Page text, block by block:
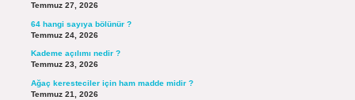
Temmuz 27, 2026
64 hangi sayıya bölünür ?
Temmuz 24, 2026
Kademe açılımı nedir ?
Temmuz 23, 2026
Ağaç keresteciler için ham madde midir ?
Temmuz 21, 2026